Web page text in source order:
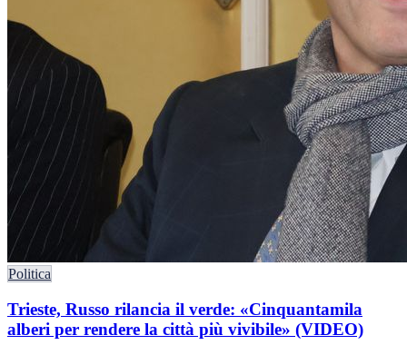
Politica
Trieste, Russo rilancia il verde: «Cinquantamila
alberi per rendere la città più vivibile» (VIDEO)